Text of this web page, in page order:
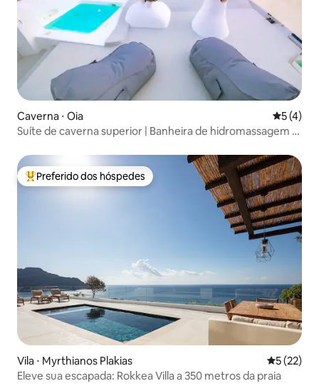
Caverna ⋅ Oia 5 de
5 (4)
Suíte de caverna superior | Banheira de hidromassagem |
Entre os melhores preferidos dos hóspedes
Preferido dos hóspedes
Vila ⋅ Myrthianos Plakias 5 de uma
5 (22)
Eleve sua escapada: Rokkea Villa a 350 metros da praia